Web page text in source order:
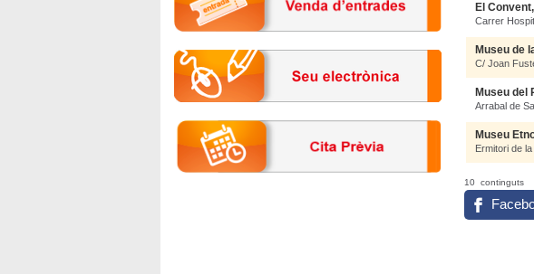
El
Carrer
Museu de
C/ Joan
Museu del
Arrabal de
Museu
Ermitori de
10 continguts